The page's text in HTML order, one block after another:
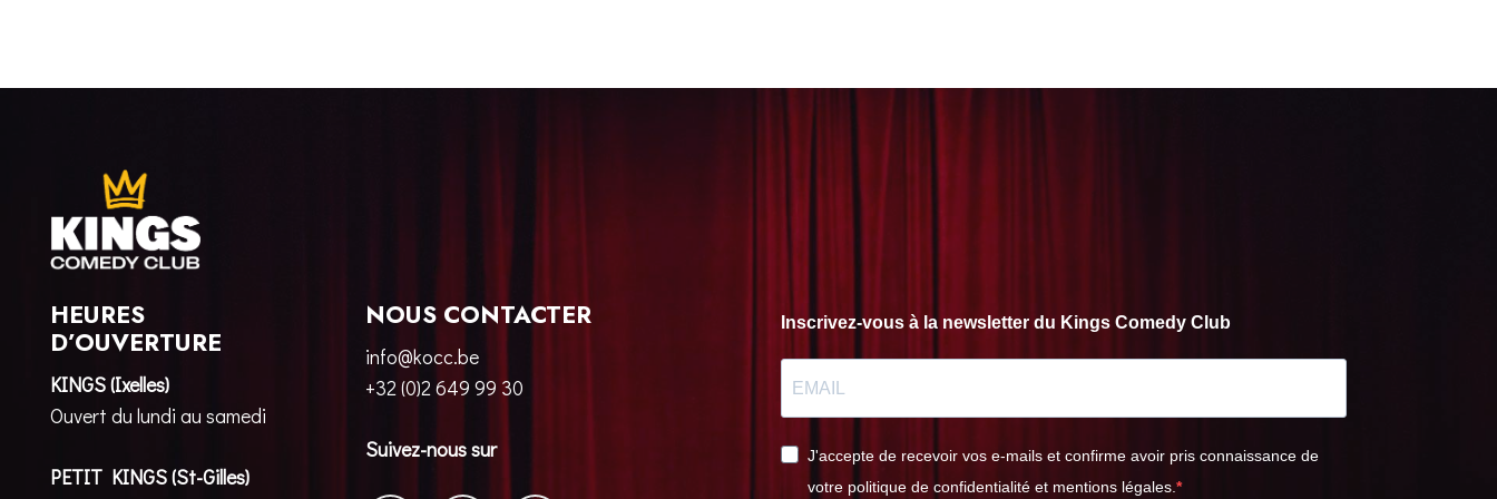
HEURES
D’OUVERTURE
KINGS (Ixelles)
Ouvert du lundi au samedi
PETIT KINGS (St-Gilles)
NOUS CONTACTER
info@kocc.be
+32 (0)2 649 99 30
Suivez-nous sur
Inscrivez-vous à la newsletter du Kings Comedy Club
J'accepte de recevoir vos e-mails et confirme avoir pris connaissance de
votre politique de confidentialité et mentions légales.